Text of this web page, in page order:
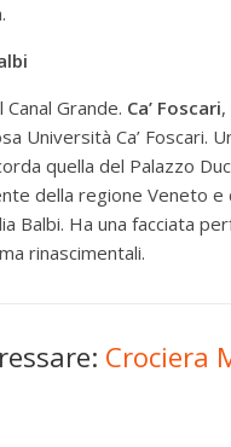
Grande. Ca’ Foscari
Università Ca’ Foscari.
quella del Palazzo
della regione Veneto e
Balbi. Ha una facciata
rinascimentali.
Crociera